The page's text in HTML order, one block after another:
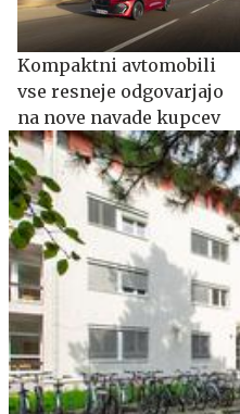
Kompaktni avtomobili
vse resneje odgovarjajo
na nove navade kupcev